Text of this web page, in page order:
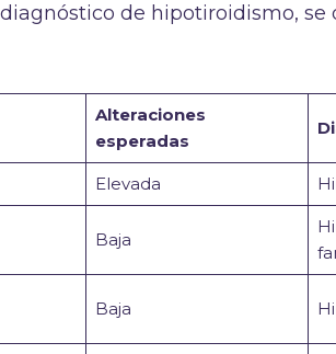
de hipotiroidismo, se
Alteraciones
esperadas
Elevada
Baja
Baja